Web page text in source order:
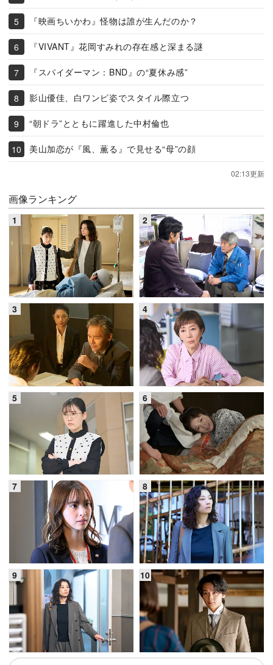
『映画ちいかわ』怪物は誰が生んだのか？
『VIVANT』花岡すみれの存在感と深まる謎
『スパイダーマン：BND』の“夏休み感”
影山優佳、白ワンピ姿でスタイル際立つ
“朝ドラ”とともに躍進した中村倫也
美山加恋が『風、薫る』で見せる“母”の顔
02:13更新
画像ランキング